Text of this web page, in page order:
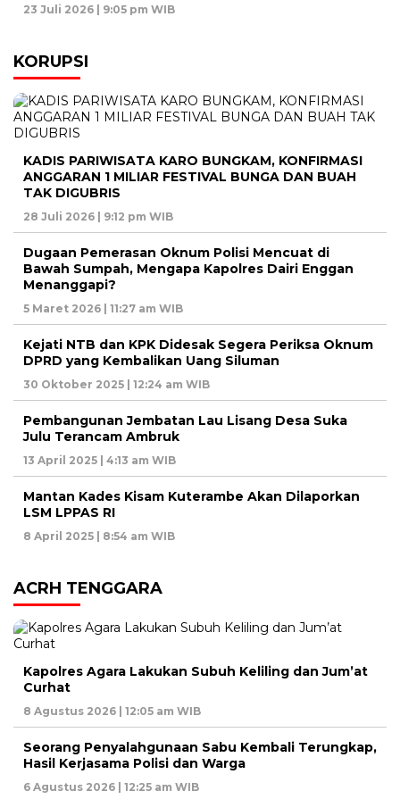
23 Juli 2026 | 9:05 pm WIB
KORUPSI
KADIS PARIWISATA KARO BUNGKAM, KONFIRMASI
ANGGARAN 1 MILIAR FESTIVAL BUNGA DAN BUAH
TAK DIGUBRIS
28 Juli 2026 | 9:12 pm WIB
Dugaan Pemerasan Oknum Polisi Mencuat di
Bawah Sumpah, Mengapa Kapolres Dairi Enggan
Menanggapi?
5 Maret 2026 | 11:27 am WIB
Kejati NTB dan KPK Didesak Segera Periksa Oknum
DPRD yang Kembalikan Uang Siluman
30 Oktober 2025 | 12:24 am WIB
Pembangunan Jembatan Lau Lisang Desa Suka
Julu Terancam Ambruk
13 April 2025 | 4:13 am WIB
Mantan Kades Kisam Kuterambe Akan Dilaporkan
LSM LPPAS RI
8 April 2025 | 8:54 am WIB
ACRH TENGGARA
Kapolres Agara Lakukan Subuh Keliling dan Jum’at
Curhat
8 Agustus 2026 | 12:05 am WIB
Seorang Penyalahgunaan Sabu Kembali Terungkap,
Hasil Kerjasama Polisi dan Warga
6 Agustus 2026 | 12:25 am WIB